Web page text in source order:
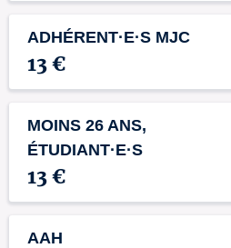
ADHÉRENT·E·S MJC
13 €
MOINS 26 ANS,
ÉTUDIANT·E·S
13 €
AAH